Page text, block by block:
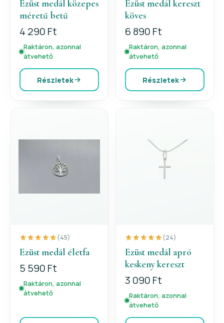
Ezüst medál közepes
méretű betű
4 290 Ft
Raktáron, azonnal
átvehető
Részletek
Ezüst medál kereszt
köves
6 890 Ft
Raktáron, azonnal
átvehető
Részletek
(45)
Ezüst medál életfa
5 590 Ft
Raktáron, azonnal
átvehető
(24)
Ezüst medál apró
keskeny kereszt
3 090 Ft
Raktáron, azonnal
átvehető